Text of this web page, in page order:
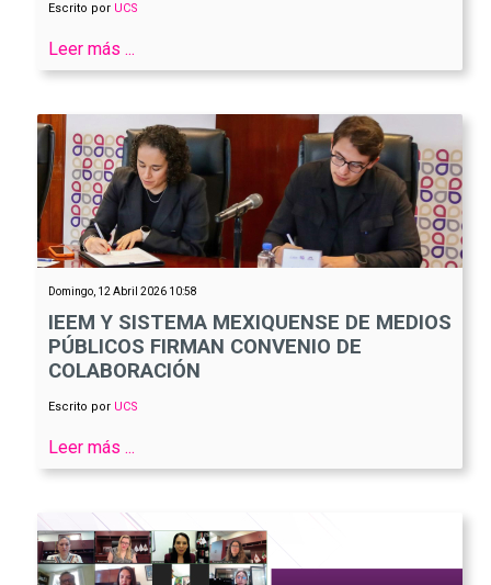
Escrito por UCS
Leer más ...
Domingo, 12 Abril 2026 10:58
IEEM Y SISTEMA MEXIQUENSE DE MEDIOS
PÚBLICOS FIRMAN CONVENIO DE
COLABORACIÓN
Escrito por UCS
Leer más ...